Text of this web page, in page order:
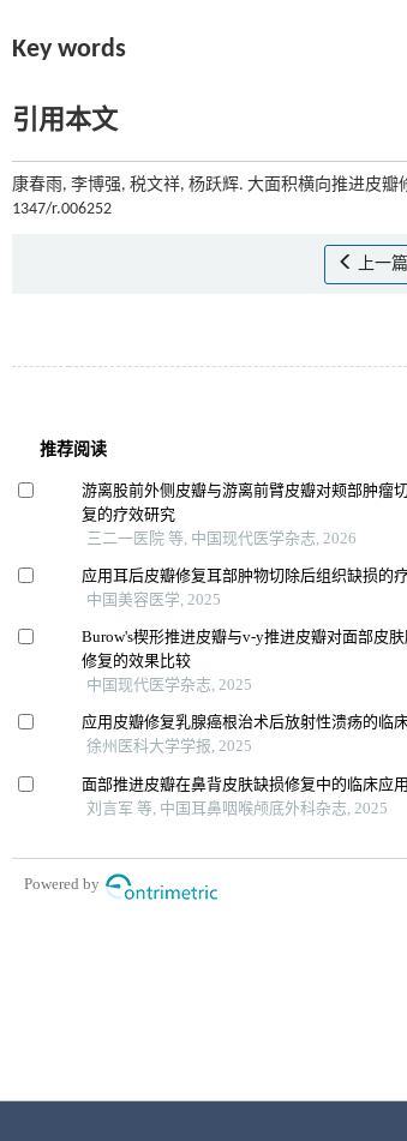
Key words
引用本文
康春雨, 李博强, 税文祥, 杨跃辉. 大面积横向推进皮瓣
1347/r.006252
上一篇